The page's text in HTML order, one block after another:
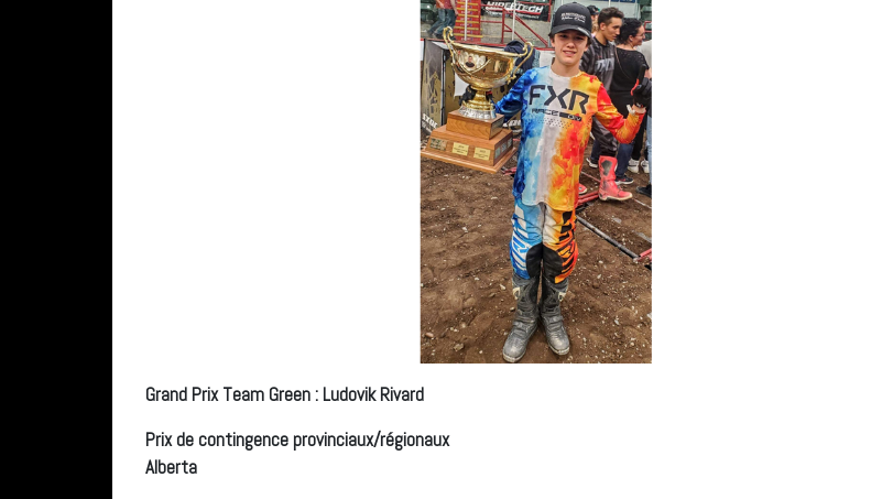
Grand Prix Team Green : Ludovik Rivard
Prix de contingence provinciaux/régionaux
Alberta